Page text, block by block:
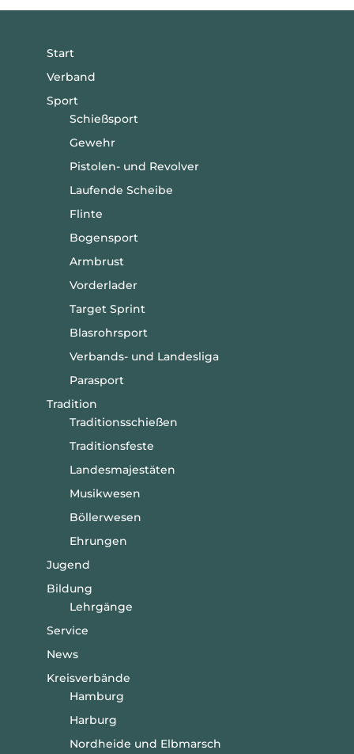
Start
Verband
Sport
Schießsport
Gewehr
Pistolen- und Revolver
Laufende Scheibe
Flinte
Bogensport
Armbrust
Vorderlader
Target Sprint
Blasrohrsport
Verbands- und Landesliga
Parasport
Tradition
Traditionsschießen
Traditionsfeste
Landesmajestäten
Musikwesen
Böllerwesen
Ehrungen
Jugend
Bildung
Lehrgänge
Service
News
Kreisverbände
Hamburg
Harburg
Nordheide und Elbmarsch